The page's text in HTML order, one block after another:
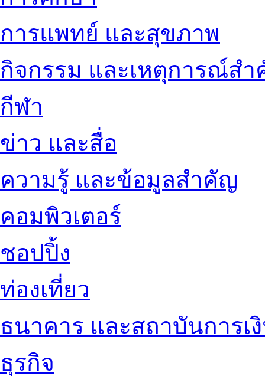
การแพทย์ และสุขภาพ
กิจกรรม และเหตุการณ์ส
กีฬา
ข่าว และสื่อ
ความรู้ และข้อมูลสำคัญ
คอมพิวเตอร์
ชอปปิ้ง
ท่องเที่ยว
ธนาคาร และสถาบันการเ
ธุรกิจ